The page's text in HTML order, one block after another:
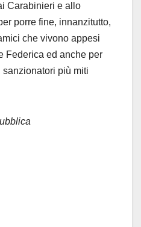
Carabinieri e allo
porre fine, innanzitutto,
che vivono appesi
Federica ed anche per
sanzionatori più miti